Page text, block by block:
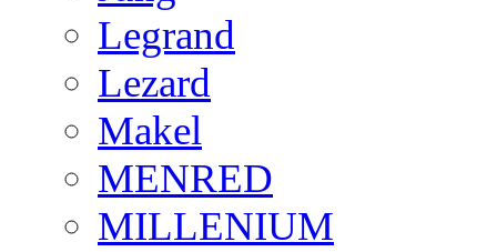
Legrand
Lezard
Makel
MENRED
MILLENIUM